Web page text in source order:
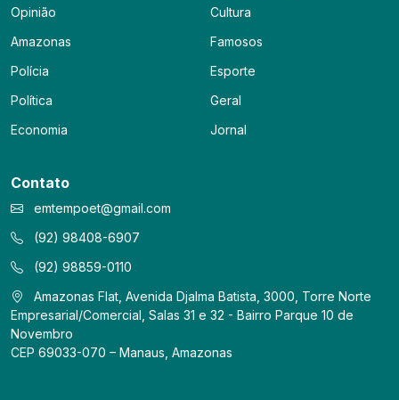
Opinião
Amazonas
Polícia
Política
Economia
Cultura
Famosos
Esporte
Geral
Jornal
Contato
emtempoet@gmail.com
(92) 98408-6907
(92) 98859-0110
Amazonas Flat, Avenida Djalma Batista, 3000, Torre Norte
Empresarial/Comercial, Salas 31 e 32 - Bairro Parque 10 de
Novembro
CEP 69033-070 – Manaus, Amazonas